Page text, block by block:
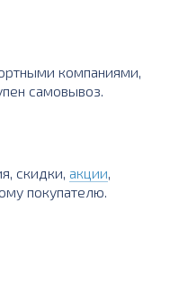
компаниями,
самовывоз.
скидки, акции,
покупателю.